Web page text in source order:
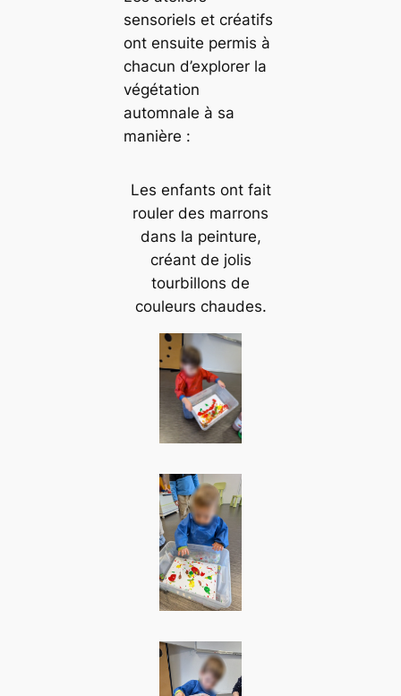
sensoriels et créatifs
ont ensuite permis à
chacun d’explorer la
végétation
automnale à sa
manière :
Les enfants ont fait
rouler des marrons
dans la peinture,
créant de jolis
tourbillons de
couleurs chaudes.